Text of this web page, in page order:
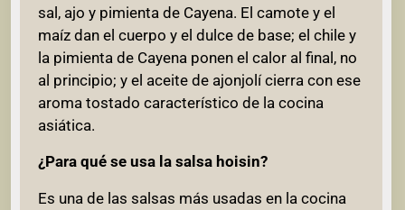
sal, ajo y pimienta de Cayena. El camote y el
maíz dan el cuerpo y el dulce de base; el chile y
la pimienta de Cayena ponen el calor al final, no
al principio; y el aceite de ajonjolí cierra con ese
aroma tostado característico de la cocina
asiática.
¿Para qué se usa la salsa hoisin?
Es una de las salsas más usadas en la cocina